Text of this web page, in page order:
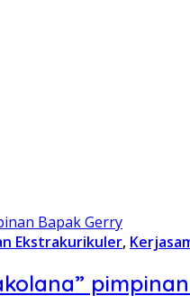
Ekstrakurikuler,